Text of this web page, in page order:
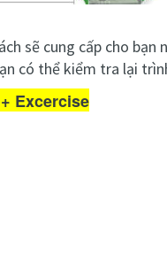
sẽ cung cấp cho
có thể kiểm tra lại
Excercise